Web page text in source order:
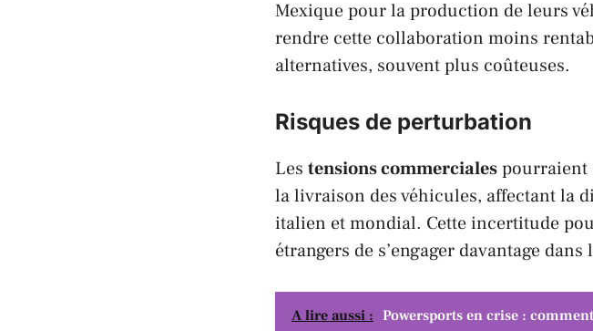
Mexiquepour la production de leurs
rendre cette collaboration moins
alternatives, souvent plus coûteuses.
Risques de perturbation
Les tensions commercialespourraient
la livraison des véhicules, affectant la
italien et mondial. Cette incertitude
étrangers de s’engager davantage
A lire aussi : Powersports en crise :